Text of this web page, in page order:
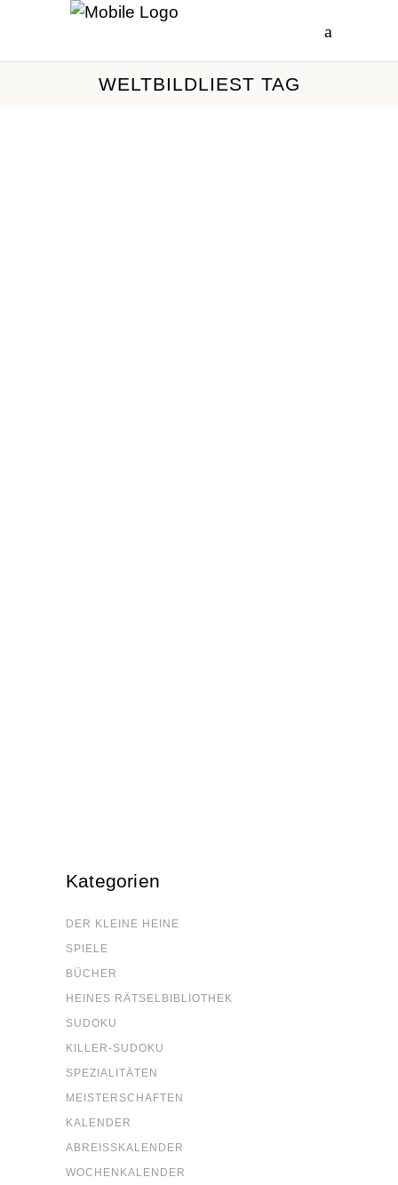
WELTBILDLIEST TAG
Kate­go­rien
DER KLEI­NE HEINE
SPIE­LE
BÜCHER
HEI­NES RÄTSELBIBLIOTHEK
SUDO­KU
KIL­LER-SUDO­KU
SPE­ZIA­LI­TÄ­TEN
MEIS­TER­SCHAF­TEN
KALEN­DER
ABREISS­KA­LEN­DER
WOCHEN­KA­LEN­DER